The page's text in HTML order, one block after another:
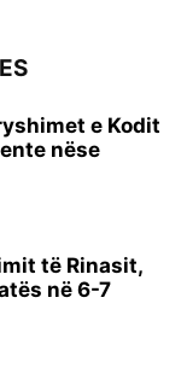
e Kodit
nëse
të Rinasit,
në 6-7